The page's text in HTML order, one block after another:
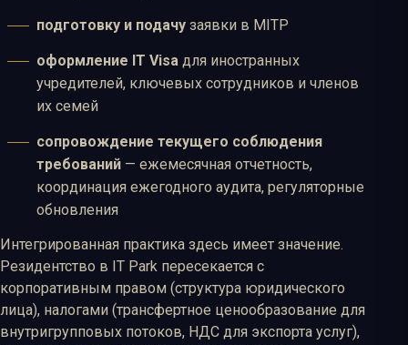
подготовку и подачу заявки в MITP
оформление IT Visa для иностранных
учредителей, ключевых сотрудников и членов
их семей
сопровождение текущего соблюдения
требований — ежемесячная отчетность,
координация ежегодного аудита, регуляторные
обновления
Интегрированная практика здесь имеет значение.
Резидентство в IT Park пересекается с
корпоративным правом (структура юридического
лица), налогами (трансфертное ценообразование для
внутригрупповых потоков, НДС для экспорта услуг),